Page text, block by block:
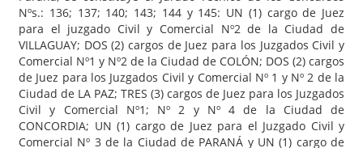
Nºs.: 136; 137; 140; 143; 144 y 145: UN (1) cargo de Juez
para el juzgado Civil y Comercial Nº2 de la Ciudad de
VILLAGUAY; DOS (2) cargos de Juez para los Juzgados Civil y
Comercial Nº1 y Nº2 de la Ciudad de COLÓN; DOS (2) cargos
de Juez para los Juzgados Civil y Comercial Nº 1 y Nº 2 de la
Ciudad de LA PAZ; TRES (3) cargos de Juez para los Juzgados
Civil y Comercial Nº1; Nº 2 y Nº 4 de la Ciudad de
CONCORDIA; UN (1) cargo de Juez para el Juzgado Civil y
Comercial Nº 3 de la Ciudad de PARANÁ y UN (1) cargo de